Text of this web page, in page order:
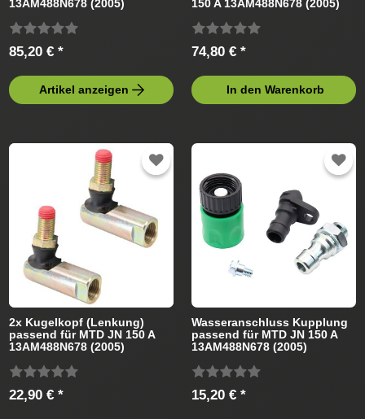
13AM488N678 (2005)
85,20 € *
Artikel anzeigen
150 A 13AM488N678 (2005)
74,80 € *
In den Warenkorb
2x Kugelkopf (Lenkung)
passend für MTD JN 150 A
13AM488N678 (2005)
22,90 € *
Wasseranschluss Kupplung
passend für MTD JN 150 A
13AM488N678 (2005)
15,20 € *